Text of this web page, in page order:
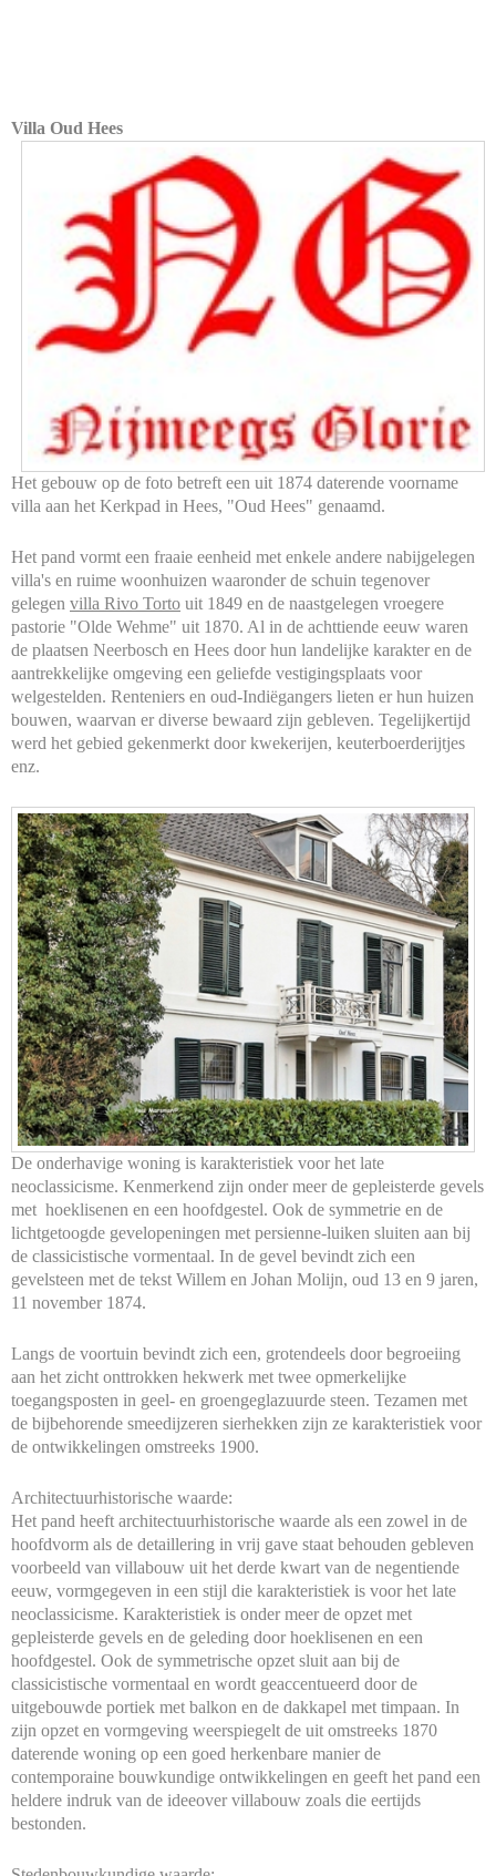
Villa Oud Hees
Het gebouw op de foto betreft een uit 1874 daterende voorname
villa aan het Kerkpad in Hees, "Oud Hees" genaamd.
Het pand vormt een fraaie eenheid met enkele andere nabijgelegen
villa's en ruime woonhuizen waaronder de schuin tegenover
gelegen villa Rivo Torto uit 1849 en de naastgelegen vroegere
pastorie "Olde Wehme" uit 1870. Al in de achttiende eeuw waren
de plaatsen Neerbosch en Hees door hun landelijke karakter en de
aantrekkelijke omgeving een geliefde vestigingsplaats voor
welgestelden. Renteniers en oud-Indiëgangers lieten er hun huizen
bouwen, waarvan er diverse bewaard zijn gebleven. Tegelijkertijd
werd het gebied gekenmerkt door kwekerijen, keuterboerderijtjes
enz.
De onderhavige woning is karakteristiek voor het late
neoclassicisme. Kenmerkend zijn onder meer de gepleisterde gevels
met hoeklisenen en een hoofdgestel. Ook de symmetrie en de
lichtgetoogde gevelopeningen met persienne-luiken sluiten aan bij
de classicistische vormentaal. In de gevel bevindt zich een
gevelsteen met de tekst Willem en Johan Molijn, oud 13 en 9 jaren,
11 november 1874.
Langs de voortuin bevindt zich een, grotendeels door begroeiing
aan het zicht onttrokken hekwerk met twee opmerkelijke
toegangsposten in geel- en groengeglazuurde steen. Tezamen met
de bijbehorende smeedijzeren sierhekken zijn ze karakteristiek voor
de ontwikkelingen omstreeks 1900.
Architectuurhistorische waarde:
Het pand heeft architectuurhistorische waarde als een zowel in de
hoofdvorm als de detaillering in vrij gave staat behouden gebleven
voorbeeld van villabouw uit het derde kwart van de negentiende
eeuw, vormgegeven in een stijl die karakteristiek is voor het late
neoclassicisme. Karakteristiek is onder meer de opzet met
gepleisterde gevels en de geleding door hoeklisenen en een
hoofdgestel. Ook de symmetrische opzet sluit aan bij de
classicistische vormentaal en wordt geaccentueerd door de
uitgebouwde portiek met balkon en de dakkapel met timpaan. In
zijn opzet en vormgeving weerspiegelt de uit omstreeks 1870
daterende woning op een goed herkenbare manier de
contemporaine bouwkundige ontwikkelingen en geeft het pand een
heldere indruk van de ideeover villabouw zoals die eertijds
bestonden.